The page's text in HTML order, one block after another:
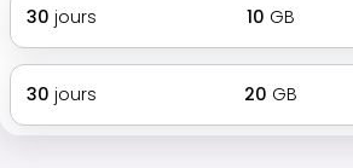
30 jours 10 GB
30 jours 20 GB